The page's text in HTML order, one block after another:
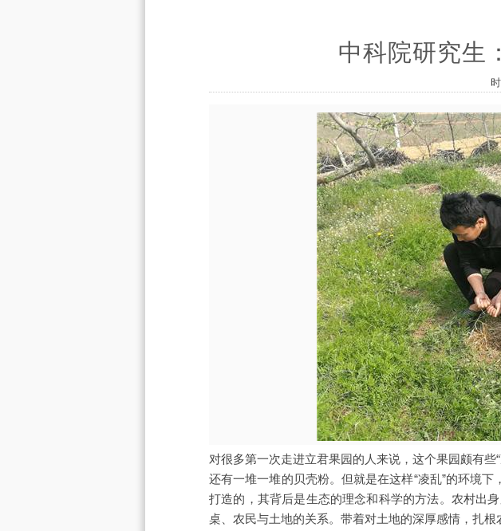
中科院研究生
对很多第一次走进立君果园的人来说，这个果园颇有
还有一堆一堆的贝壳粉。但就是在这样“凌乱”的环境
打造的，其背后是生态的理念和科学的方法。农村出
桌、农民与土地的关系。带着对土地的深厚感情，扎